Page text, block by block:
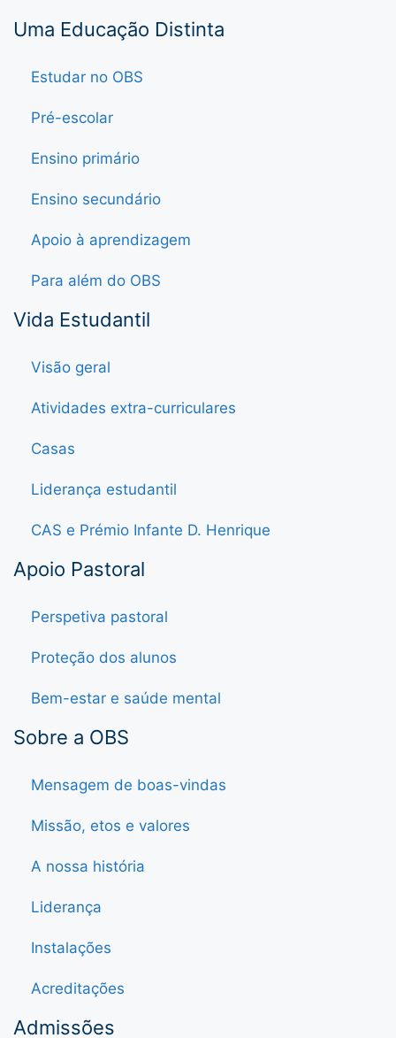
Uma Educação Distinta
Estudar no OBS
Pré-escolar
Ensino primário
Ensino secundário
Apoio à aprendizagem
Para além do OBS
Vida Estudantil
Visão geral
Atividades extra-curriculares
Casas
Liderança estudantil
CAS e Prémio Infante D. Henrique
Apoio Pastoral
Perspetiva pastoral
Proteção dos alunos
Bem-estar e saúde mental
Sobre a OBS
Mensagem de boas-vindas
Missão, etos e valores
A nossa história
Liderança
Instalações
Acreditações
Admissões